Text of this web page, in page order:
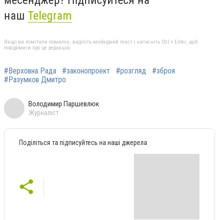
наш Telegram
Якщо ви помітили помилку, виділіть необхідний текст і натисніть Ctrl + Enter, щоб
повідомити про це редакцію
#Верховна Рада #законопроект #розгляд
#зброя
#Разумков Дмитро
Володимир Паршевлюк
Журналіст
Поділіться та підписуйтесь на наші джерела